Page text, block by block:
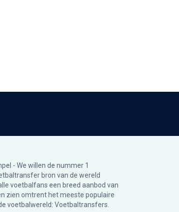
- We willen de nummer 1
bron van de wereld
voetbalfans een breed aanbod van
zien omtrent het meeste populaire
voetbalwereld: Voetbaltransfers.